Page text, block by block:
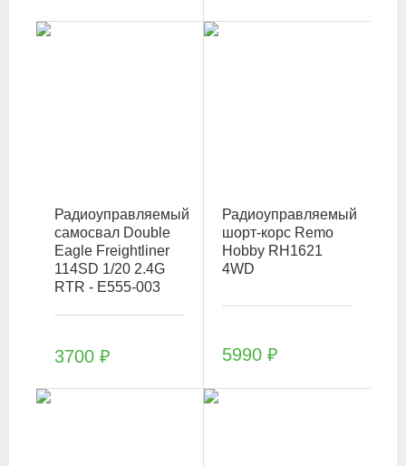
Радиоуправляемый
самосвал Double
Eagle Freightliner
114SD 1/20 2.4G
RTR - E555-003
3700 ₽
Радиоуправляемый
шорт-корс Remo
Hobby RH1621
4WD
5990 ₽